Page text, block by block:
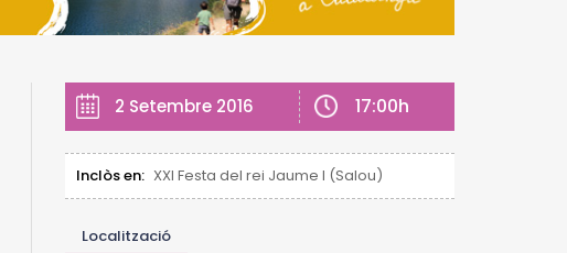
2 Setembre 2016 17:00h
Inclòs en: XXI Festa del rei Jaume I (Salou)
Localització